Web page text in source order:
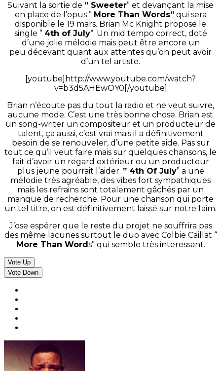
Suivant la sortie de ” Sweeter” et devançant la mise
en place de l’opus ” More Than Words”qui sera
disponible le 19 mars. Brian Mc Knight propose le
single ” 4th of July“. Un mid tempo correct, doté
d’une jolie mélodie mais peut être encore un
peu décevant quant aux attentes qu’on peut avoir
d’un tel artiste.
[youtube]http://www.youtube.com/watch?
v=b3d5AHEwOY0[/youtube]
Brian n’écoute pas du tout la radio et ne veut suivre,
aucune mode. C’est une très bonne chose. Brian est
un song-writer un compositeur et un producteur de
talent, ça aussi, c’est vrai mais il a définitivement
besoin de se renouveler, d’une petite aide. Pas sur
tout ce qu’il veut faire mais sur quelques chansons, le
fait d’avoir un regard extérieur ou un producteur
plus jeune pourrait l’aider. ” 4th Of July” a une
mélodie très agréable, des vibes fort sympathiques
mais les refrains sont totalement gâchés par un
manque de recherche. Pour une chanson qui porte
un tel titre, on est définitivement laissé sur notre faim.
J’ose espérer que le reste du projet ne souffrira pas
des même lacunes surtout le duo avec Colbie Caillat “
More Than Words” qui semble très interessant.
Vote Up
Vote Down